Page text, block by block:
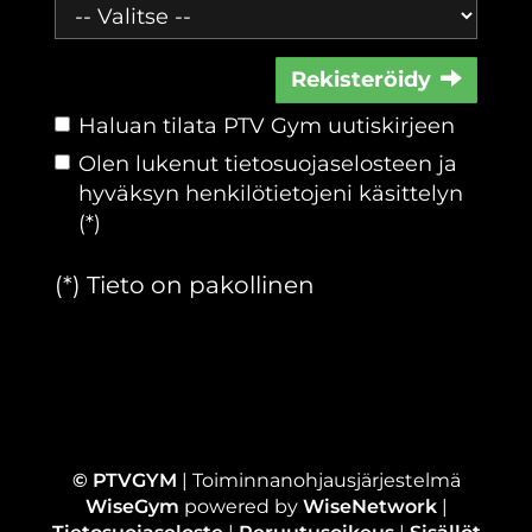
Rekisteröidy
Haluan tilata PTV Gym uutiskirjeen
Olen lukenut tietosuojaselosteen ja
hyväksyn henkilötietojeni käsittelyn
(*)
(*) Tieto on pakollinen
© PTVGYM | Toiminnanohjausjärjestelmä
WiseGym powered by WiseNetwork|